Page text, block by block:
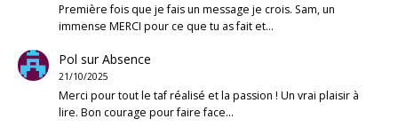
Première fois que je fais un message je crois. Sam, un
immense MERCI pour ce que tu as fait et…
Pol surAbsence
21/10/2025
Merci pour tout le taf réalisé et la passion ! Un vrai plaisir à
lire. Bon courage pour faire face…